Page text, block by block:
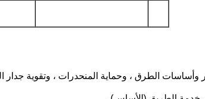
وأساسات الطرق ، وحماية المنحدرات ، وتقوية